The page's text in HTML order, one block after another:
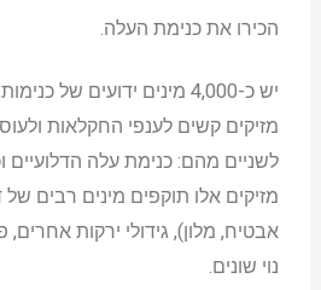
הכירו את כנימת העלה.
מזיקים קשים לענפי החקלאות
לשניים מהם: כנימת עלה
מזיקים אלו תוקפים מינים רבים של
אבטיח, מלון), גידולי ירקות
נוי שונים.